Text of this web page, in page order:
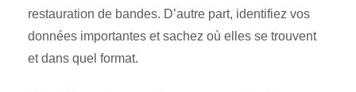
restauration de bandes. D’autre part, identifiez vos
données importantes et sachez où elles se trouvent
et dans quel format.